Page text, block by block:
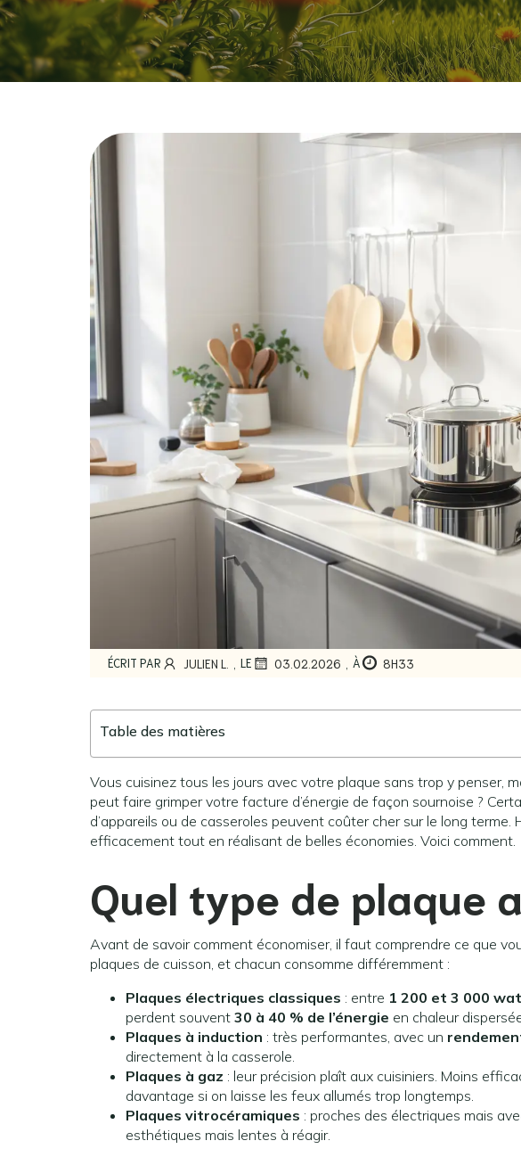
ÉCRIT PAR JULIEN L. , LE 03.02.2026 , À 8H33
Table des matières
Vous cuisinez tous les jours avec votre plaque sans trop y penser,
peut faire grimper votre facture d’énergie de façon sournoise ?
d’appareils ou de casseroles peuvent coûter cher sur le long
efficacement tout en réalisant de belles économies. Voici comment.
Quel type de plaque
Avant de savoir comment économiser, il faut comprendre ce que
plaques de cuisson, et chacun consomme différemment :
Plaques électriques classiques : entre 1 200 et 3 000
perdent souvent 30 à 40 % de l’énergie en chaleur
Plaques à induction : très performantes, avec un
directement à la casserole.
Plaques à gaz : leur précision plaît aux cuisiniers. Moins
davantage si on laisse les feux allumés trop longtemps.
Plaques vitrocéramiques : proches des électriques mais
esthétiques mais lentes à réagir.